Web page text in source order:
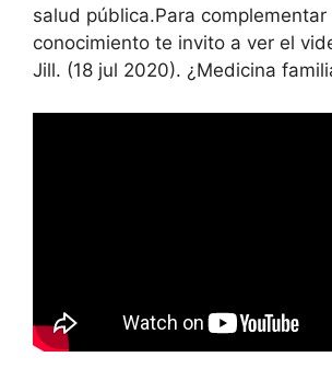
salud pública.Para complementar
conocimiento te invito a ver el
Jill. (18 jul 2020). ¿Medicina